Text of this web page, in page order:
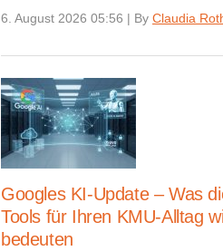
6. August 2026 05:56 | By Claudia
Googles KI-Update – Was
Tools für Ihren KMU-Alltag
bedeuten